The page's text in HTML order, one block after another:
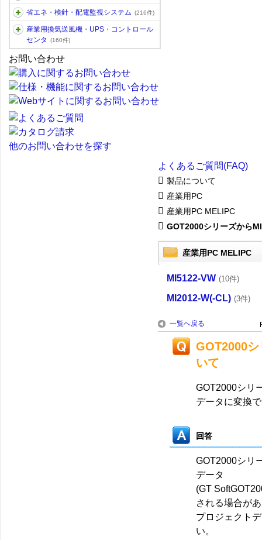
省エネ・検針・配電監視システム (216件)
産業用換気送風機・UPS・コントロール
センタ
(160件)
お問い合わせ
他のお問い合わせを探す
よくあるご質問(FAQ)
製品について
産業用PC
産業用PC MELIPC
GOT2000シリーズから
産業用PC MELIPC
MI5122-VW (10件)
MI2012-W(-CL) (3件)
一覧へ戻る
GOT2000
いて
GOT2000シリ
データに変換
回答
GOT2000シリ
データ
(GT
される場合が
プロジェクト
い。